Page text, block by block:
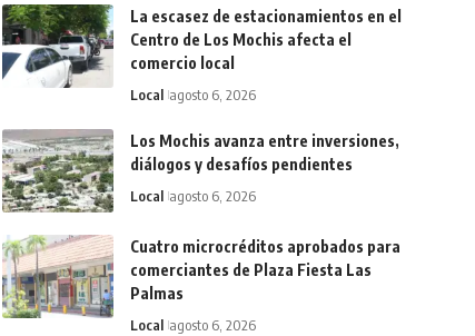
La escasez de estacionamientos en el
Centro de Los Mochis afecta el
comercio local
Local agosto 6, 2026
Los Mochis avanza entre inversiones,
diálogos y desafíos pendientes
Local agosto 6, 2026
Cuatro microcréditos aprobados para
comerciantes de Plaza Fiesta Las
Palmas
Local agosto 6, 2026